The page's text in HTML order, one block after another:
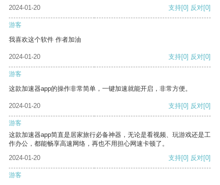
2024-01-20 支持[0] 反对[0]
游客
我喜欢这个软件 作者加油
2024-01-20 支持[0] 反对[0]
游客
这款加速器app的操作非常简单，一键加速就能开启，非常方便。
2024-01-20 支持[0] 反对[0]
游客
这款加速器app简直是居家旅行必备神器，无论是看视频、玩游戏还是工
作办公，都能畅享高速网络，再也不用担心网速卡顿了。
2024-01-20
支持[0] 反对[0]
游客